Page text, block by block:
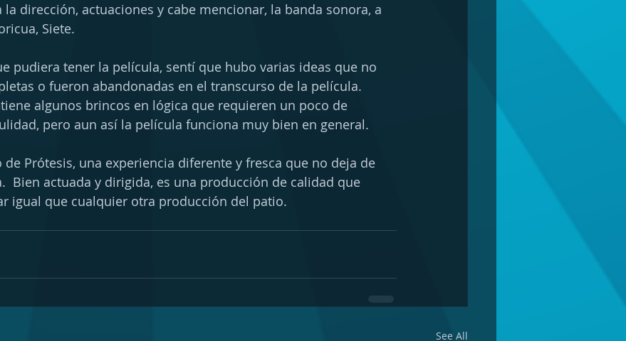
dirección, actuaciones y cabe mencionar, la banda sonora, a
Siete.
pudiera tener la película, sentí que hubo varias ideas que no
o fueron abandonadas en el transcurso de la película.
algunos brincos en lógica que requieren un poco de
pero aun así la película funciona muy bien en general.
Prótesis, una experiencia diferente y fresca que no deja de
Bien actuada y dirigida, es una producción de calidad que
igual que cualquier otra producción del patio.
See All